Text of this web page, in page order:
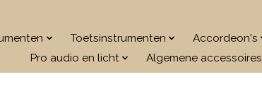
Toetsinstrumenten Accordeon's
Pro audio en licht
Algemene accessoires